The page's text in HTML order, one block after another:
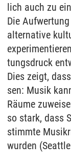
lich auch zu
Die
al­ter­na­ti­ve
tungs­druck
Dies zeigt,
sen: Mu­sik
Räume
so stark, dass
stimm­te
wur­den